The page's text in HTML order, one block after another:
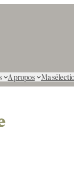
A propos Ma